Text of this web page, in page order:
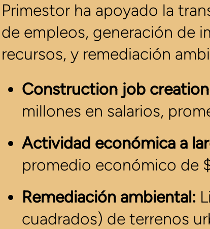
Primestor ha apoyado la
de empleos, generación de
recursos, y remediación
Construction job
millones en salarios,
Actividad económica a
promedio económico de
Remediación ambiental:
cuadrados) de terrenos